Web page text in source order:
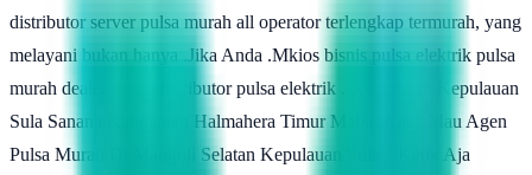
distributor server pulsa murah all operator terlengkap termurah, yang
melayani bukan hanya .Jika Anda .Mkios bisnis pulsa elektrik pulsa
murah dealer pulsa distributor pulsa elektrik . Kabupaten Kepulauan
Sula Sanana Kabupaten Halmahera Timur Maba .Ags ..Mau Agen
Pulsa Murah Di Mangoli Selatan Kepulauan Sula ? Ketik Aja